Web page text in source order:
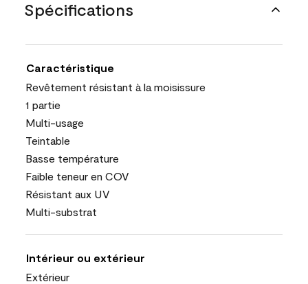
Spécifications
Caractéristique
Revêtement résistant à la moisissure
1 partie
Multi-usage
Teintable
Basse température
Faible teneur en COV
Résistant aux UV
Multi-substrat
Intérieur ou extérieur
Extérieur